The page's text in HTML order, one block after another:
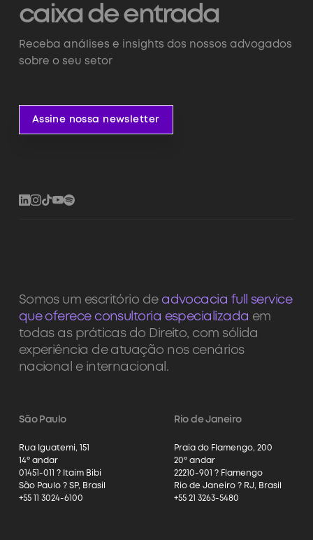
caixa de entrada
Receba análises e insights dos nossos advogados
sobre o seu setor
Assine nossa newsletter
Somos um escritório de advocacia full service
que oferece consultoria especializada em
todas as práticas do Direito, com sólida
experiência de atuação nos cenários
nacional e internacional.
São Paulo
Rua Iguatemi, 151
14º andar
01451-011 ? Itaim Bibi
São Paulo ? SP, Brasil
+55 11 3024-6100
Rio de Janeiro
Praia do Flamengo, 200
20º andar
22210-901 ? Flamengo
Rio de Janeiro ? RJ, Brasil
+55 21 3263-5480